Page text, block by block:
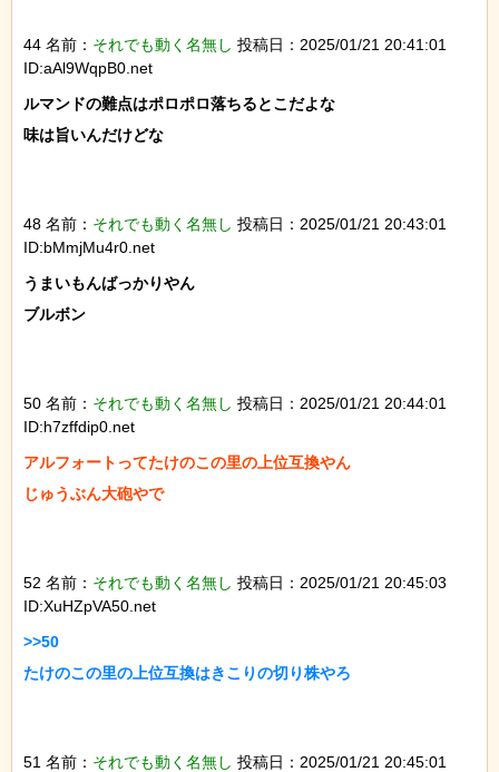
44 名前： それでも動く名無し 投稿日：2025/01/21 20:41:01
ID:aAl9WqpB0.net
ルマンドの難点はポロポロ落ちるとこだよな
味は旨いんだけどな
48 名前： それでも動く名無し 投稿日：2025/01/21 20:43:01
ID:bMmjMu4r0.net
うまいもんばっかりやん
ブルボン
50 名前： それでも動く名無し 投稿日：2025/01/21 20:44:01
ID:h7zffdip0.net
アルフォートってたけのこの里の上位互換やん
じゅうぶん大砲やで
52 名前： それでも動く名無し 投稿日：2025/01/21 20:45:03
ID:XuHZpVA50.net
>>50
たけのこの里の上位互換はきこりの切り株やろ
51 名前： それでも動く名無し 投稿日：2025/01/21 20:45:01